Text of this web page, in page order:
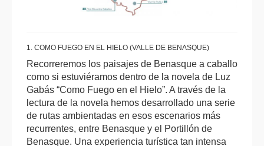
1. COMO FUEGO EN EL HIELO (VALLE DE BENASQUE)
Recorreremos los paisajes de Benasque a caballo
como si estuviéramos dentro de la novela de Luz
Gabás “Como Fuego en el Hielo”. A través de la
lectura de la novela hemos desarrollado una serie
de rutas ambientadas en esos escenarios más
recurrentes, entre Benasque y el Portillón de
Benasque. Una experiencia turística tan intensa